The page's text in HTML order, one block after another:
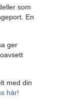
som
En
ger
med din
här!